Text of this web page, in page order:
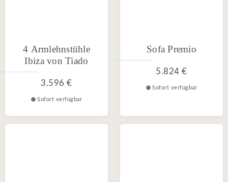
4 Armlehnstühle
Ibiza von Tiado
3.596 €
Sofort verfügbar
Sofa Premio
5.824 €
Sofort verfügbar